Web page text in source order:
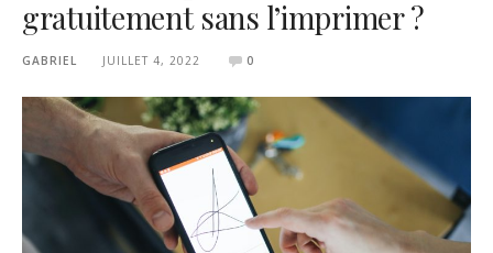
gratuitement sans l’imprimer ?
GABRIEL JUILLET 4, 2022 0